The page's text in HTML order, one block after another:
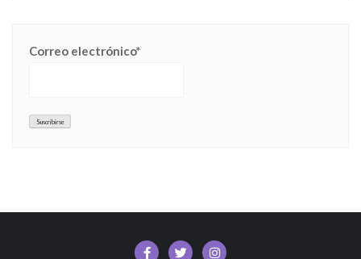
Correo electrónico*